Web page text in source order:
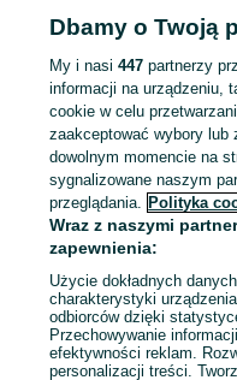
szkolne - Wielkopolskie
KATEGORIA
ID:1002285240
Wyślij
Dbamy o Twoją
My i nasi447 partnerzy
informacji na urządzeniu,
cookie w celu
zaakceptować wybory
dowolnym momencie na
sygnalizowane naszym
przeglądania. Polityka
Wraz z naszymi
zapewnienia:
Użycie dokładnych
charakterystyki
odbiorców dzięki
Przechowywanie
efektywności reklam.
personalizacji treści.